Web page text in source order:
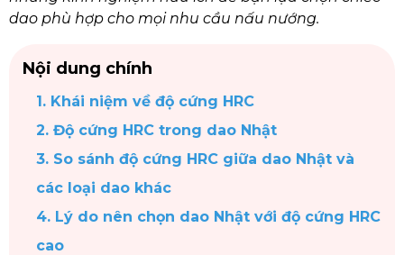
dao phù hợp cho mọi nhu cầu nấu nướng.
Nội dung chính
1. Khái niệm về độ cứng HRC
2. Độ cứng HRC trong dao Nhật
3. So sánh độ cứng HRC giữa dao Nhật và
các loại dao khác
4. Lý do nên chọn dao Nhật với độ cứng HRC
cao